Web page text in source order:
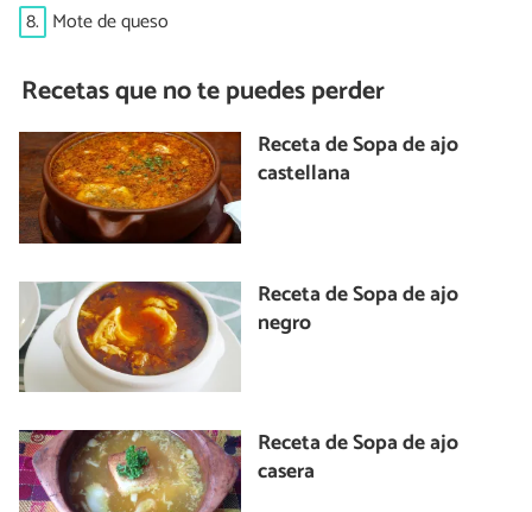
8. Mote de queso
Recetas que no te puedes perder
Receta de Sopa de ajo
castellana
Receta de Sopa de ajo
negro
Receta de Sopa de ajo
casera